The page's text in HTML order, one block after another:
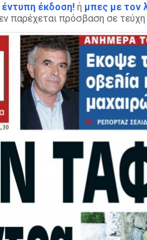
έντυπη έκδοση!ή μπες με τον
παρέχεται πρόσβαση σε